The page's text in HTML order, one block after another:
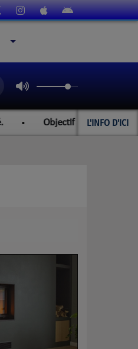
L'INFO D'ICI
Objectif Paraguay et les